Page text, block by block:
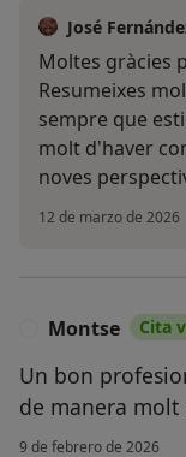
José
Moltes gràcies
Resumeixes
sempre que
molt d'haver
noves
12 de marzo de 2026
Montse Cita
Un bon
de manera molt
9 de febrero de 2026